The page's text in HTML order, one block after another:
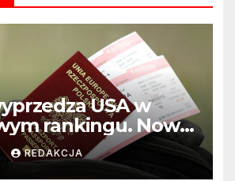
USA w
rankingu. Nowy
świecie?
REDAKCJA